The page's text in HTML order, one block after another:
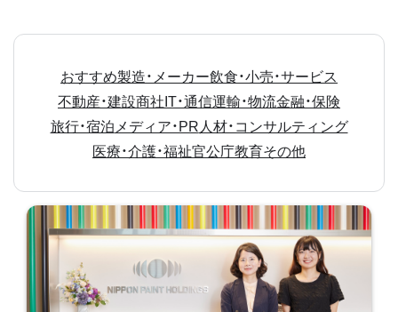
おすすめ製造・メーカー飲食・小売・サービス
不動産・建設商社IT・通信運輸・物流金融・保険
旅行・宿泊 メディア・PR人材・コンサルティング
医療・介護・福祉官公庁教育その他